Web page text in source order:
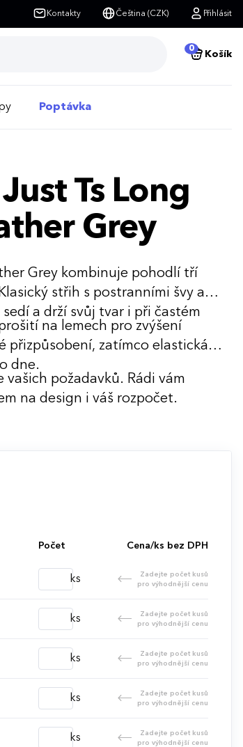
Kontakty Čeština (CZK) Přihlásit
0
Košík
Poptávka
Ts Long
Grey
Grey kombinuje pohodlí tří
střih s postranními švy a
a drží svůj tvar i při častém
na lemech pro zvýšení
přizpůsobení, zatímco elastická
dne.
požadavků. Rádi vám
na design i váš rozpočet.
Počet Cena/ks bez DPH
ks
Zadejte počet kusů
pro výhodnější cenu
ks
Zadejte počet kusů
pro výhodnější cenu
ks
Zadejte počet kusů
pro výhodnější cenu
ks
Zadejte počet kusů
pro výhodnější cenu
ks
Zadejte počet kusů
pro výhodnější cenu